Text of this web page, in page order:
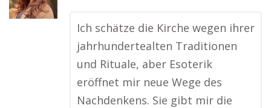
Ich schätze die Kirche wegen ihrer
jahrhundertealten Traditionen
und Rituale, aber Esoterik
eröffnet mir neue Wege des
Nachdenkens. Sie gibt mir die